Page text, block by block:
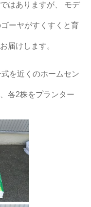
はありますが、 モデ
ーヤがすくすくと育
届けします。
を近くのホームセン
各2株をプランター